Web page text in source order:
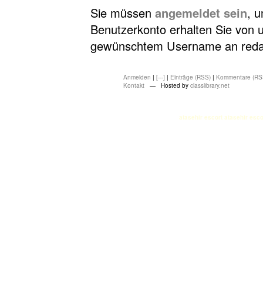
Sie müssen angemeldet sein,
Benutzerkonto erhalten Sie von
gewünschtem Username an
Anmelden | [---] | Einträge (RSS) | Kommentare
Kontakt — Hosted by classlibrary.net
atasehir escort atasehir